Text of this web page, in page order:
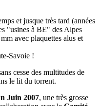
et jusque très tard (années
"usines à BE" des Alpes
avec plaquettes alus et
Savoie !
cesse des multitudes de
le lit du torrent.
Juin 2007, une très grosse